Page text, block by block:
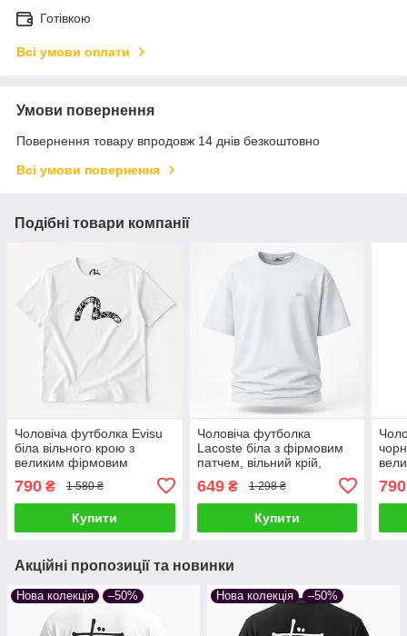
Готівкою
Всі умови оплати
Умови повернення
Повернення товару впродовж 14 днів безкоштовно
Всі умови повернення
Подібні товари компанії
Чоловіча футболка Evisu
біла вільного крою з
великим фірмовим
790 ₴ 1 580 ₴
Купити
Чоловіча футболка
Lacoste біла з фірмовим
патчем, вільний крій,
649₴ 1 298 ₴
Купити
790
Акційні пропозиції та новинки
Нова колекція –50% Нова колекція –50%